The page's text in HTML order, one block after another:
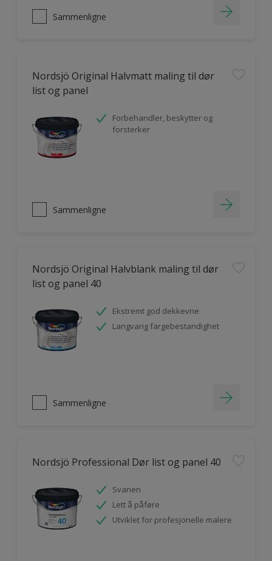
Sammenligne
Nordsjö Original Halvmatt maling til dør
list og panel
Forbehandler, beskytter og
forsterker
Sammenligne
Nordsjö Original Halvblank maling til dør
list og panel 40
Ekstremt god dekkevne
Langvarig fargebestandighet
Sammenligne
Nordsjö Professional Dør list og panel 40
Svanen
Lett å påføre
Utviklet for profesjonelle malere